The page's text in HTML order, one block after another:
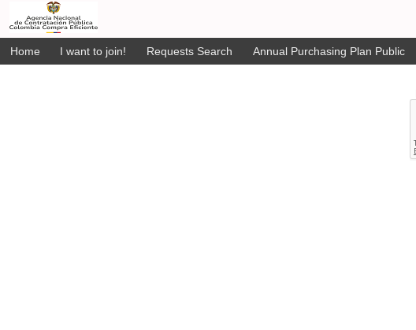
Home I want to join! Requests Search Annual Purchasing Plan Public